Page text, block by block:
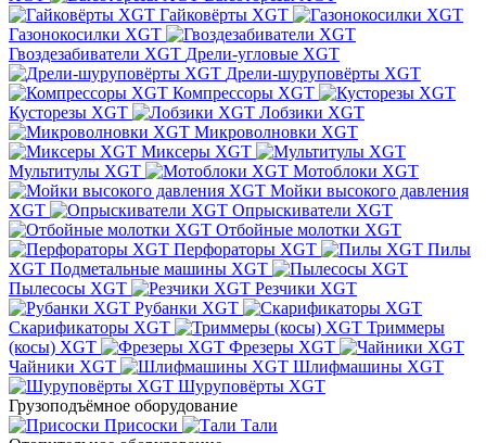
Гайковёрты XGT
Газонокосилки XGT
Гвоздезабиватели XGT Дрели-угловые XGT
Дрели-шуруповёрты XGT
Компрессоры XGT
Кусторезы XGT
Лобзики XGT
Микроволновки XGT
Миксеры XGT
Мультитулы XGT
Мотоблоки XGT
Мойки высокого давления
XGT
Опрыскиватели XGT
Отбойные молотки XGT
Перфораторы XGT
Пилы
XGT Подметальные машины XGT
Пылесосы XGT
Резчики XGT
Рубанки XGT
Скарификаторы XGT
Триммеры
(косы) XGT
Фрезеры XGT
Чайники XGT
Шлифмашины XGT
Шуруповёрты XGT
Грузоподъёмное оборудование
Присоски
Тали